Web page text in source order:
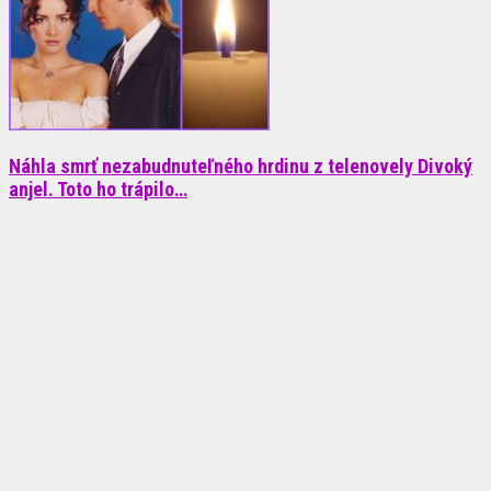
Náhla smrť nezabudnuteľného hrdinu z telenovely Divoký
anjel. Toto ho trápilo…